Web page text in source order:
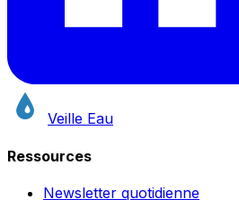
Veille Eau
Ressources
Newsletter quotidienne